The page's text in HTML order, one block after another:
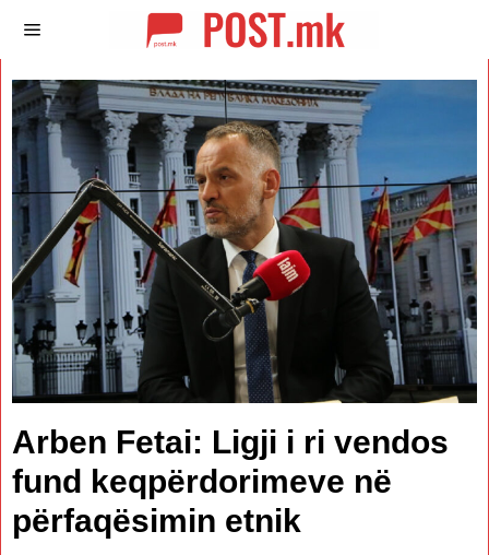
Arben Fetai: Ligji i ri vendos
fund keqpërdorimeve në
përfaqësimin etnik